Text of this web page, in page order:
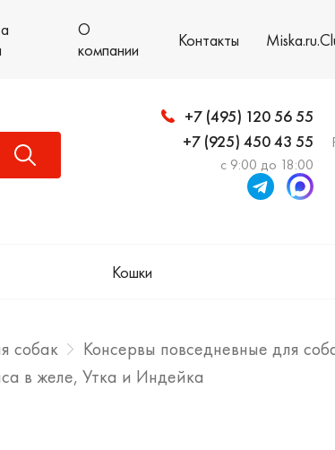
О
компании
Контакты
+7 (495) 120 56 55
+7 (925) 450 43 55
с 9:00 до 18:00
Кошки
собак Консервы повседневные для
в желе, Утка и Индейка